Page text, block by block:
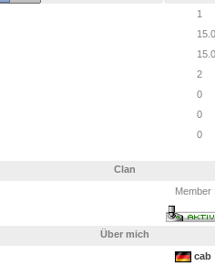
1
2
0
0
0
Clan
Member
Über mich
cab